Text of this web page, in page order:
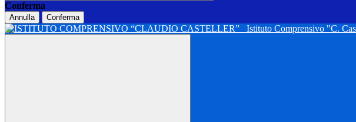
Conferma
Annulla Conferma
Istituto Comprensivo "C.